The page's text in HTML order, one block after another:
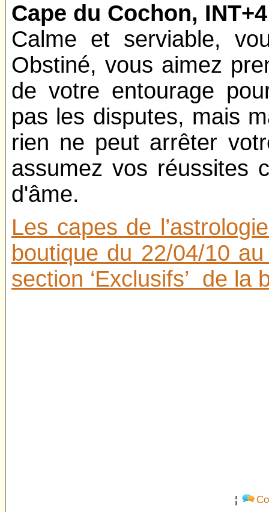
Cape du Cochon,
Calme et serviable,
Obstiné, vous aimez
de votre entourage
pas les disputes, mais
rien ne peut arrêter
assumez vos réussites
d'âme.
Les capes de
boutique du 22/04/10
section ‘Exclusifs’ de la
¦